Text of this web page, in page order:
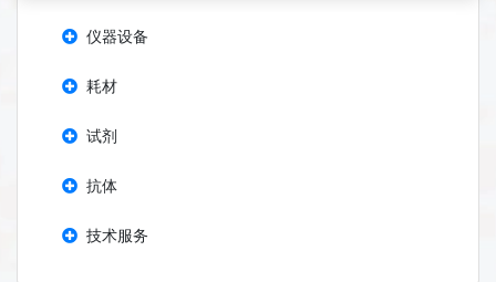
仪器设备
耗材
试剂
抗体
技术服务